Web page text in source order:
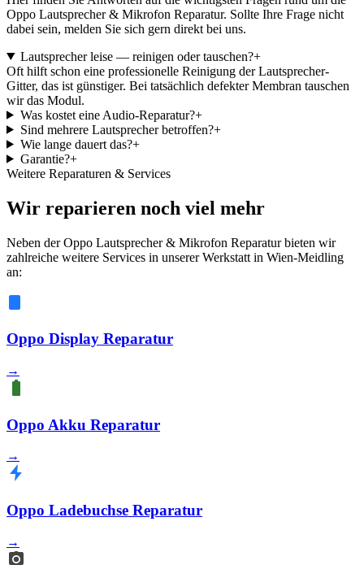
Oppo Lautsprecher & Mikrofon Reparatur. Sollte Ihre Frage nicht
dabei sein, melden Sie sich gern direkt bei uns.
Lautsprecher leise — reinigen oder tauschen?+
Oft hilft schon eine professionelle Reinigung der Lautsprecher-
Gitter, das ist günstiger. Bei tatsächlich defekter Membran tauschen
wir das Modul.
Was kostet eine Audio-Reparatur?+
Sind mehrere Lautsprecher betroffen?+
Wie lange dauert das?+
Garantie?+
Weitere Reparaturen & Services
Wir reparieren noch viel mehr
Neben der Oppo Lautsprecher & Mikrofon Reparatur bieten wir
zahlreiche weitere Services in unserer Werkstatt in Wien-Meidling
an:
Oppo Display Reparatur
→
Oppo Akku Reparatur
→
Oppo Ladebuchse Reparatur
→